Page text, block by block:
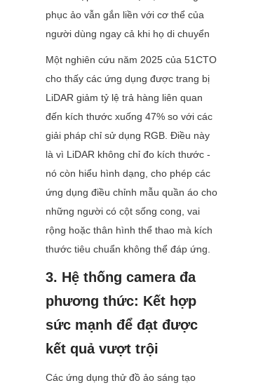
phục ảo vẫn gắn liền với cơ thể của
người dùng ngay cả khi họ di chuyển
Một nghiên cứu năm 2025 của 51CTO
cho thấy các ứng dụng được trang bị
LiDAR giảm tỷ lệ trả hàng liên quan
đến kích thước xuống 47% so với các
giải pháp chỉ sử dụng RGB. Điều này
là vì LiDAR không chỉ đo kích thước -
nó còn hiểu hình dạng, cho phép các
ứng dụng điều chỉnh mẫu quần áo cho
những người có cột sống cong, vai
rộng hoặc thân hình thể thao mà kích
thước tiêu chuẩn không thể đáp ứng.
3. Hệ thống camera đa
phương thức: Kết hợp
sức mạnh để đạt được
kết quả vượt trội
Các ứng dụng thử đồ ảo sáng tạo